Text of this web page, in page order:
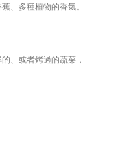
、多種植物的香氣。
、或者烤過的蔬菜，